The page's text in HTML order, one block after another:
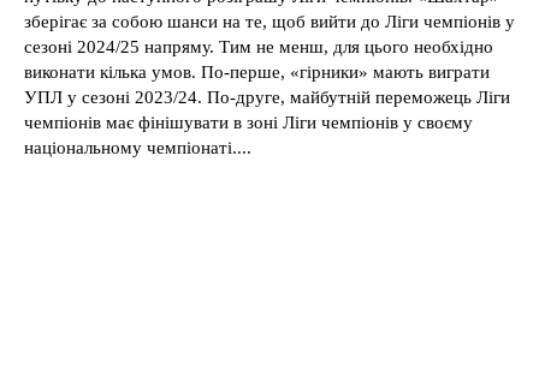
зберігає за собою шанси на те, щоб вийти до Ліги чемпіонів у
сезоні 2024/25 напряму. Тим не менш, для цього необхідно
виконати кілька умов. По-перше, «гірники» мають виграти
УПЛ у сезоні 2023/24. По-друге, майбутній переможець Ліги
чемпіонів має фінішувати в зоні Ліги чемпіонів у своєму
національному чемпіонаті....